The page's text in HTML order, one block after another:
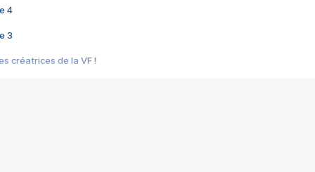
4
3
créatrices de la VF !